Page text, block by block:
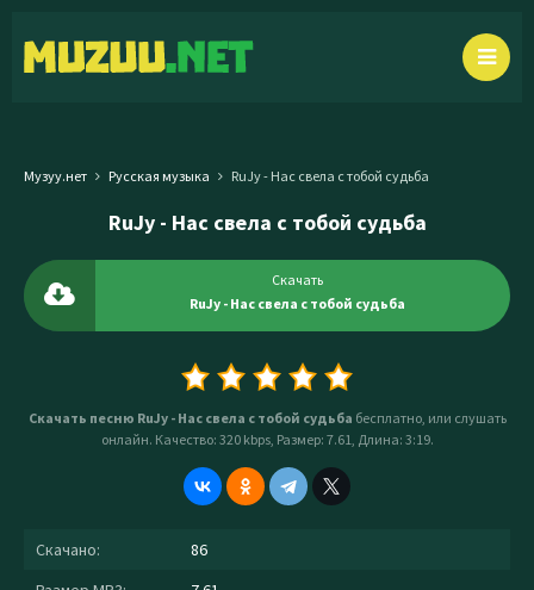
Музуу.нет Русская музыка RuJy - Нас свела с тобой судьба
RuJy - Нас свела с тобой судьба
Скачать
RuJy - Нас свела с тобой судьба
Скачать песню RuJy - Нас свела с тобой судьба бесплатно, или слушать
онлайн. Качество: 320 kbps, Размер: 7.61, Длина: 3:19.
Скачано:
86